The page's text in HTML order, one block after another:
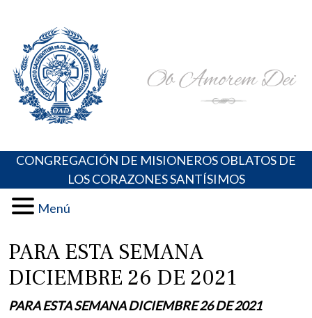
content
Portal de los Padres Oblatos. Advocaciones Marianas,
Oraciones, Música religiosa y más
CONGREGACIÓN DE MISIONEROS OBLATOS DE
LOS CORAZONES SANTÍSIMOS
Menú
PARA ESTA SEMANA
DICIEMBRE 26 DE 2021
PARA ESTA SEMANA DICIEMBRE 26 DE 2021